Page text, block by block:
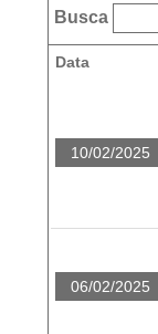
Busca
Data
10/02/2025
06/02/2025